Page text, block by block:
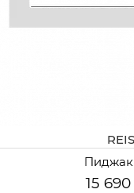
Пиджак
15